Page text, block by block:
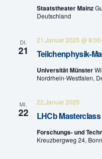
Staatstheater Mainz
Deutschland
DI.
21 Teilchenphysik-
21.Januar 2025 @ 8:00-
Universität Münster
Nordrhein-Westfalen,
MI.
22 LHCb Masterclass
22.Januar 2025
Forschungs- und
Kreuzbergweg 24,